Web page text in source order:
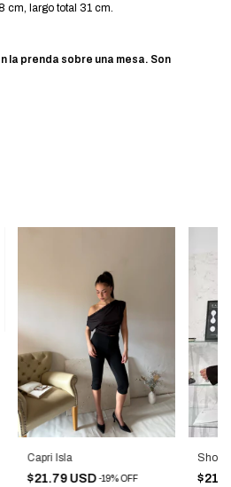
cm, largo total 31 cm.
la prenda sobre una mesa. Son
Capri Isla
$21.79 USD-19%OFF
Short